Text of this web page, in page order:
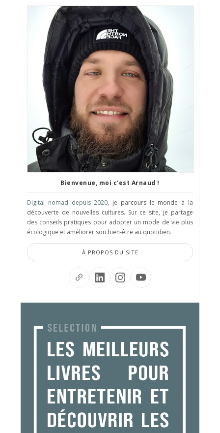
Bienvenue, moi c'est Arnaud !
Digital nomad depuis 2020, je parcours le monde à la
découverte de nouvelles cultures. Sur ce site, je partage
des conseils pratiques pour adopter un mode de vie plus
écologique et améliorer son bien-être au quotidien.
À PROPOS DU SITE